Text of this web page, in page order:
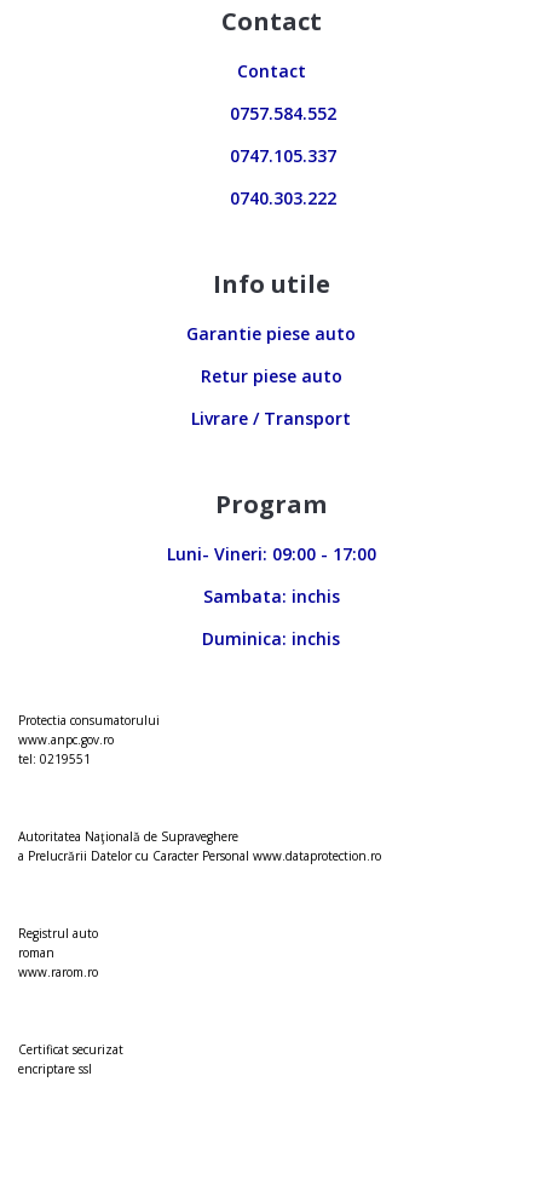
Contact
Contact
0757.584.552
0747.105.337
0740.303.222
Info utile
Garantie piese auto
Retur piese auto
Livrare / Transport
Program
Luni- Vineri: 09:00 - 17:00
Sambata: inchis
Duminica: inchis
Protectia consumatorului
www.anpc.gov.ro
tel: 0219551
Autoritatea Naţională de Supraveghere
a Prelucrării Datelor cu Caracter Personal www.dataprotection.ro
Registrul auto
roman
www.rarom.ro
Certificat securizat
encriptare ssl